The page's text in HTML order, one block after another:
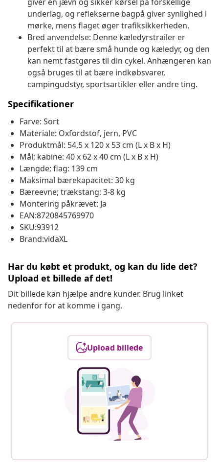
underlag, og reflekserne bagpå giver synlighed i
mørke, mens flaget øger trafiksikkerheden.
Bred anvendelse: Denne kæledyrstrailer er
perfekt til at bære små hunde og kæledyr, og den
kan nemt fastgøres til din cykel. Anhængeren kan
også bruges til at bære indkøbsvarer,
campingudstyr, sportsartikler eller andre ting.
Specifikationer
Farve: Sort
Materiale: Oxfordstof, jern, PVC
Produktmål: 54,5 x 120 x 53 cm (L x B x H)
Mål; kabine: 40 x 62 x 40 cm (L x B x H)
Længde; flag: 139 cm
Maksimal bærekapacitet: 30 kg
Bæreevne; trækstang: 3-8 kg
Montering påkrævet: Ja
EAN:8720845769970
SKU:93912
Brand:vidaXL
Har du købt et produkt, og kan du lide det?
Upload et billede af det!
Dit billede kan hjælpe andre kunder. Brug linket
nedenfor for at komme i gang.
Upload billede